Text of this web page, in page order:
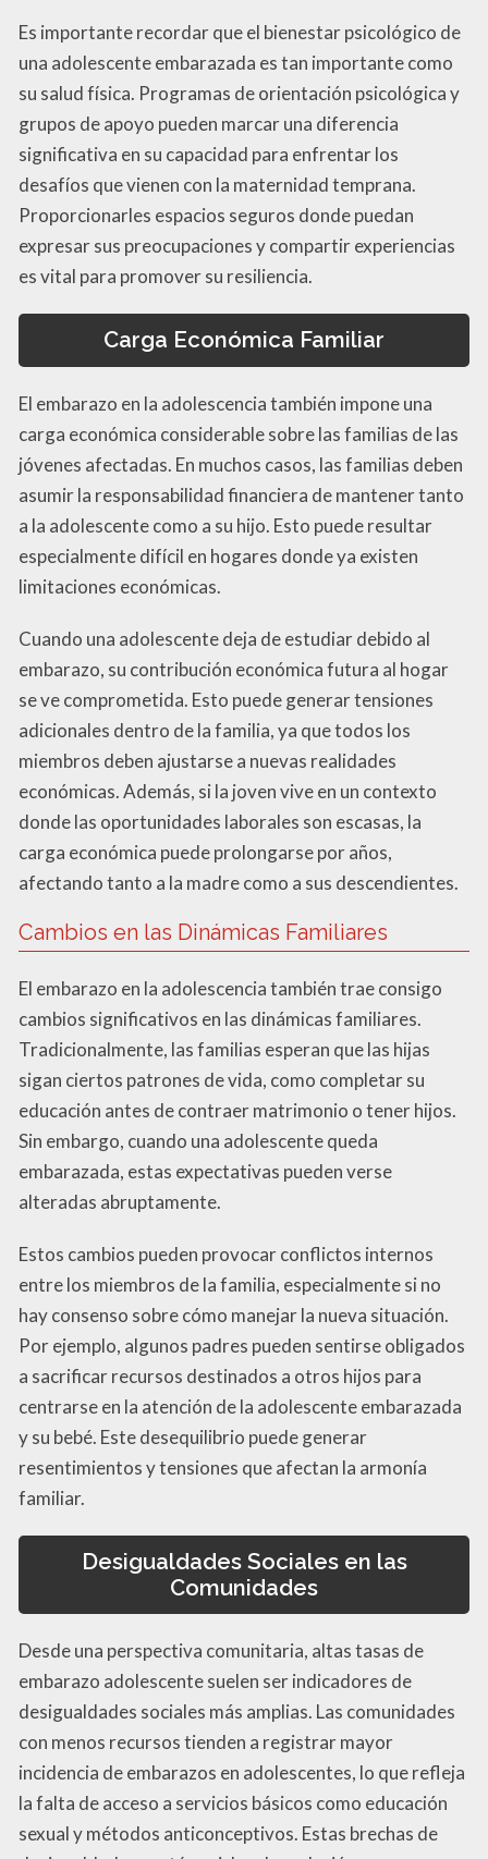
Es importante recordar que el bienestar psicológico de
una adolescente embarazada es tan importante como
su salud física. Programas de orientación psicológica y
grupos de apoyo pueden marcar una diferencia
significativa en su capacidad para enfrentar los
desafíos que vienen con la maternidad temprana.
Proporcionarles espacios seguros donde puedan
expresar sus preocupaciones y compartir experiencias
es vital para promover su resiliencia.
Carga Económica Familiar
El embarazo en la adolescencia también impone una
carga económica considerable sobre las familias de las
jóvenes afectadas. En muchos casos, las familias deben
asumir la responsabilidad financiera de mantener tanto
a la adolescente como a su hijo. Esto puede resultar
especialmente difícil en hogares donde ya existen
limitaciones económicas.
Cuando una adolescente deja de estudiar debido al
embarazo, su contribución económica futura al hogar
se ve comprometida. Esto puede generar tensiones
adicionales dentro de la familia, ya que todos los
miembros deben ajustarse a nuevas realidades
económicas. Además, si la joven vive en un contexto
donde las oportunidades laborales son escasas, la
carga económica puede prolongarse por años,
afectando tanto a la madre como a sus descendientes.
Cambios en las Dinámicas Familiares
El embarazo en la adolescencia también trae consigo
cambios significativos en las dinámicas familiares.
Tradicionalmente, las familias esperan que las hijas
sigan ciertos patrones de vida, como completar su
educación antes de contraer matrimonio o tener hijos.
Sin embargo, cuando una adolescente queda
embarazada, estas expectativas pueden verse
alteradas abruptamente.
Estos cambios pueden provocar conflictos internos
entre los miembros de la familia, especialmente si no
hay consenso sobre cómo manejar la nueva situación.
Por ejemplo, algunos padres pueden sentirse obligados
a sacrificar recursos destinados a otros hijos para
centrarse en la atención de la adolescente embarazada
y su bebé. Este desequilibrio puede generar
resentimientos y tensiones que afectan la armonía
familiar.
Desigualdades Sociales en las
Comunidades
Desde una perspectiva comunitaria, altas tasas de
embarazo adolescente suelen ser indicadores de
desigualdades sociales más amplias. Las comunidades
con menos recursos tienden a registrar mayor
incidencia de embarazos en adolescentes, lo que refleja
la falta de acceso a servicios básicos como educación
sexual y métodos anticonceptivos. Estas brechas de